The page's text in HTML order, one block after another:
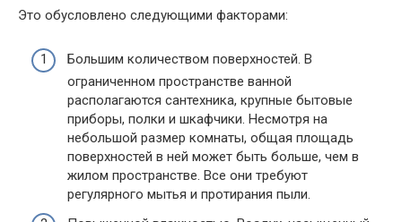
Это обусловлено следующими факторами:
Большим количеством поверхностей. В
ограниченном пространстве ванной
располагаются сантехника, крупные бытовые
приборы, полки и шкафчики. Несмотря на
небольшой размер комнаты, общая площадь
поверхностей в ней может быть больше, чем в
жилом пространстве. Все они требуют
регулярного мытья и протирания пыли.